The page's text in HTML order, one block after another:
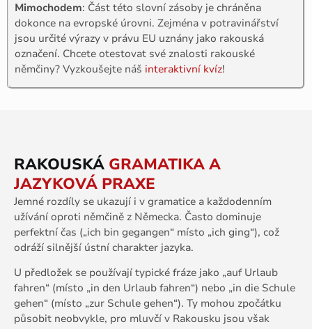
Mimochodem: Část této slovní zásoby je chráněna
dokonce na evropské úrovni. Zejména v potravinářství
jsou určité výrazy v právu EU uznány jako rakouská
označení. Chcete otestovat své znalosti rakouské
němčiny? Vyzkoušejte náš interaktivní kvíz!
RAKOUSKÁ GRAMATIKA A
JAZYKOVÁ PRAXE
Jemné rozdíly se ukazují i v gramatice a každodenním
užívání oproti němčině z Německa. Často dominuje
perfektní čas („ich bin gegangen“ místo „ich ging“), což
odráží silnější ústní charakter jazyka.
U předložek se používají typické fráze jako „auf Urlaub
fahren“ (místo „in den Urlaub fahren“) nebo „in die Schule
gehen“ (místo „zur Schule gehen“). Ty mohou zpočátku
působit neobvykle, pro mluvčí v Rakousku jsou však